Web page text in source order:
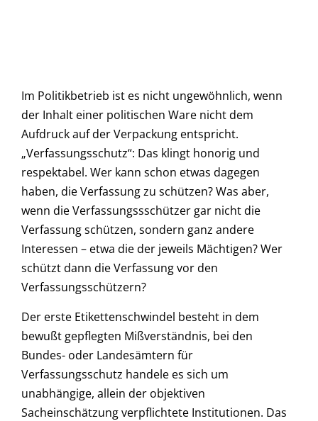
Im Politikbetrieb ist es nicht ungewöhnlich, wenn
der Inhalt einer politischen Ware nicht dem
Aufdruck auf der Verpackung entspricht.
„Verfassungsschutz“: Das klingt honorig und
respektabel. Wer kann schon etwas dagegen
haben, die Verfassung zu schützen? Was aber,
wenn die Verfassungssschützer gar nicht die
Verfassung schützen, sondern ganz andere
Interessen – etwa die der jeweils Mächtigen? Wer
schützt dann die Verfassung vor den
Verfassungsschützern?
Der erste Etikettenschwindel besteht in dem
bewußt gepflegten Mißverständnis, bei den
Bundes- oder Landesämtern für
Verfassungsschutz handele es sich um
unabhängige, allein der objektiven
Sacheinschätzung verpflichtete Institutionen. Das